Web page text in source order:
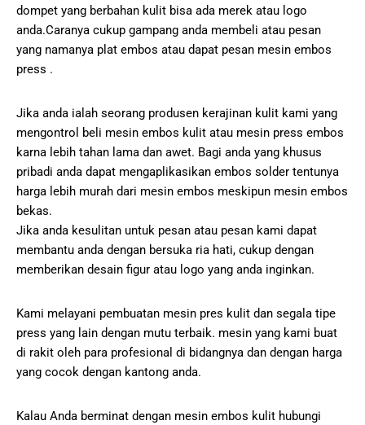
dompet yang berbahan kulit bisa ada merek atau logo
anda.Caranya cukup gampang anda membeli atau pesan
yang namanya plat embos atau dapat pesan mesin embos
press .
Jika anda ialah seorang produsen kerajinan kulit kami yang
mengontrol beli mesin embos kulit atau mesin press embos
karna lebih tahan lama dan awet. Bagi anda yang khusus
pribadi anda dapat mengaplikasikan embos solder tentunya
harga lebih murah dari mesin embos meskipun mesin embos
bekas.
Jika anda kesulitan untuk pesan atau pesan kami dapat
membantu anda dengan bersuka ria hati, cukup dengan
memberikan desain figur atau logo yang anda inginkan.
Kami melayani pembuatan mesin pres kulit dan segala tipe
press yang lain dengan mutu terbaik. mesin yang kami buat
di rakit oleh para profesional di bidangnya dan dengan harga
yang cocok dengan kantong anda.
Kalau Anda berminat dengan mesin embos kulit hubungi